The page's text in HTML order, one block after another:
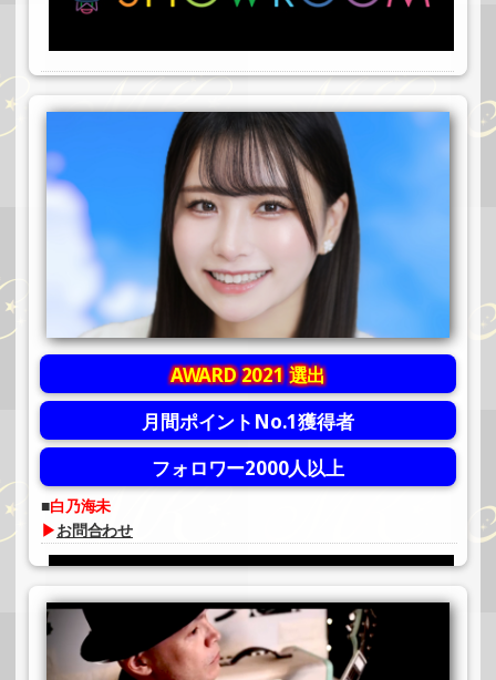
AWARD 2021 選出
月間ポイントNo.1獲得者
フォロワー2000人以上
白乃海未
▶お問合わせ